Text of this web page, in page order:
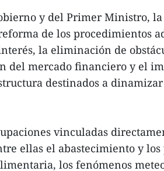
y del Primer Ministro,
de los procedimientos
la eliminación de
del mercado financiero y el
destinados a
vinculadas
ellas el abastecimiento y los
los fenómenos